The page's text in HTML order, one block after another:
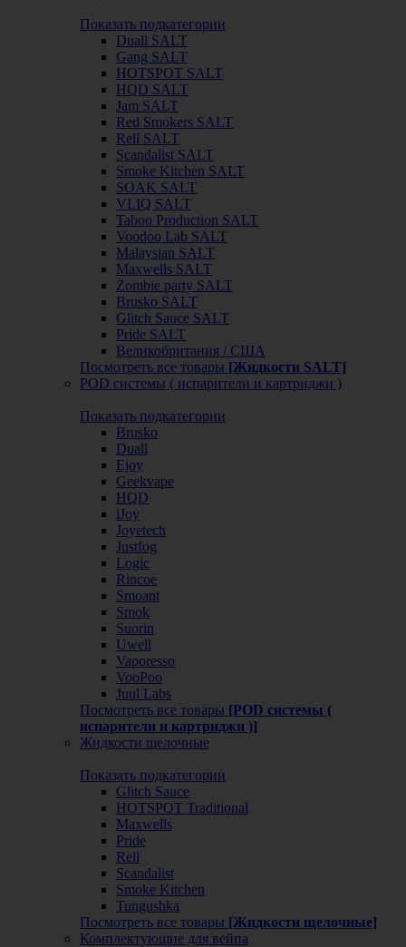
Показать подкатегории
Duall SALT
Gang SALT
HOTSPOT SALT
HQD SALT
Jam SALT
Red Smokers SALT
Rell SALT
Scandalist SALT
Smoke Kitchen SALT
SOAK SALT
VLIQ SALT
Taboo Production SALT
Voodoo Lab SALT
Malaysian SALT
Maxwells SALT
Zombie party SALT
Brusko SALT
Glitch Sauce SALT
Pride SALT
Великобритания / США
Посмотреть все товары [Жидкости SALT]
POD системы ( испарители и картриджи )
Показать подкатегории
Brusko
Duall
Ejoy
Geekvape
HQD
iJoy
Joyetech
Justfog
Logic
Rincoe
Smoant
Smok
Suorin
Uwell
Vaporesso
VooPoo
Juul Labs
Посмотреть все товары [POD системы (
испарители и картриджи )]
Жидкости щелочные
Показать подкатегории
Glitch Sauce
HOTSPOT Traditional
Maxwells
Pride
Rell
Scandalist
Smoke Kitchen
Tungushka
Посмотреть все товары [Жидкости щелочные]
Комплектующие для вейпа